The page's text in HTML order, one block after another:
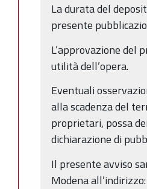
La durata del
presente
L’approvazione del
utilità dell’opera.
Eventuali
alla scadenza del
proprietari, possa
dichiarazione di
Il presente avviso
Modena